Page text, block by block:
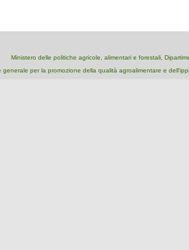
Ministero delle politiche agricole, alimentari e forestali,
generale per la promozione della qualità agroalimentare e